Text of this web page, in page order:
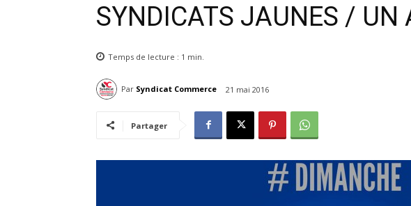
SYNDICATS JAUNES / UN
Temps de lecture : 1 min.
Par Syndicat Commerce 21 mai 2016
Partager